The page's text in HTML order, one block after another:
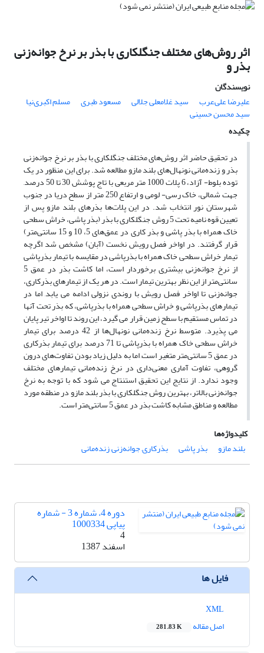
اثر روش‌های مختلف جنگلکاری با بذر بر نرخ جوانه‌زنی
بذر و
نویسندگان
علیرضا علی‌عرب
سید غلامعلی جلالی مسعود طبری مسلم اکبری‌نیا
سید محسن حسینی
چکیده
در تحقیق حاضر اثر روش‌های مختلف جنگلکاری با بذر بر نرخ جوانه‌زنی
بذر و زنده‌مانی نونهال‌های بلند مازو مطالعه شد. برای این منظور در یک
توده بلوط- آزاد، 6 پلات 1000 متر مربعی با تاج پوشش 30 تا 50 درصد,
جهت شمالی، خاک رسی- لومی و ارتفاع 250 متر از سطح دریا در جنوب
شهرستان نور انتخاب شد. در این پلات‌ها بذرهای بلند مازو پس از
تعیین قوه نامیه تحت 5 روش جنگلکاری با بذر (بذر پاشی، خراش سطحی
خاک همراه با بذر پاشی و بذر کاری در عمق‌های 5، 10 و 15 سانتی‌متر)
قرار گرفتند. در اواخر فصل رویش نخست (آبان) مشخص شد اگرچه
تیمار خراش سطحی خاک همراه با بذرپاشی در مقایسه با تیمار بذرپاشی
از نرخ جوانه‌زنی بیشتری برخوردار است، اما کاشت بذر در عمق 5
سانتی‌متر از این نظر بهترین تیمار است. در هر یک از تیمارهای بذرکاری،
جوانه‌زنی تا اواخر فصل رویش با روندی نزولی ادامه می یابد, اما در
تیمارهای بذرپاشی و خراش سطحی همراه با بذرپاشی، که بذر تحت آنها
در تماس مستقیم با سطح زمین قرار می گیرد، این روند تا اواخر تیر پایان
می پذیرد. متوسط نرخ زنده‌مانی نونهال‌ها از 42 درصد برای تیمار
خراش سطحی خاک همراه با بذرپاشی تا 71 درصد برای تیمار بذرکاری
در عمق 5 سانتی‌متر متغیر است, اما به دلیل زیاد بودن تفاوت‌های درون
گروهی، تفاوت آماری معنی‌داری در نرخ زنده‌مانی تیمارهای مختلف
وجود ندارد. از نتایج این تحقیق استنتاج می شود که با توجه به نرخ
جوانه‌زنی بالاتر، بهترین روش جنگلکاری با بذر بلند مازو در منطقه مورد
مطالعه و مناطق مشابه کاشت بذر در عمق 5 سانتی‌متر است.
کلیدواژه‌ها
بلند مازو
بذر پاشی بذرکاری, جوانه‌زنی, زنده‌مانی
دوره 4، شماره 3 - شماره
پیاپی 1000334
4
اسفند 1387
فایل ها
اصل مقاله
281.83 K